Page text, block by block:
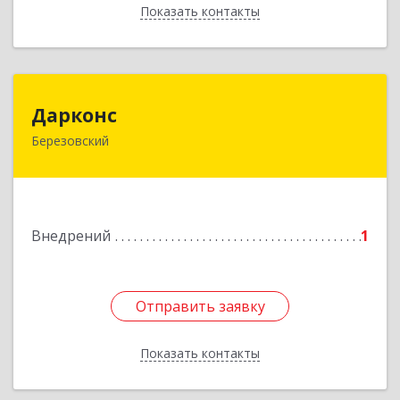
Показать контакты
Назад
Дарконс
Березовский
Внедрений 1
Отправить заявку
Показать контакты
623700, Свердловская обл, Березовский г,
Отправить заявку
Назад